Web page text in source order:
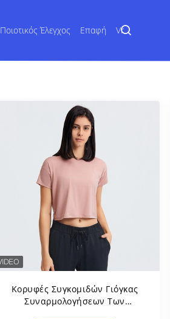
Ποιοτικός Έλεγχος Επαφή Vr
Κορυφές Συγκομιδών Γιόγκας
Συναρμολογήσεων Των